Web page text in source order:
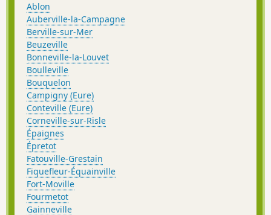
Ablon
Auberville-la-Campagne
Berville-sur-Mer
Beuzeville
Bonneville-la-Louvet
Boulleville
Bouquelon
Campigny (Eure)
Conteville (Eure)
Corneville-sur-Risle
Épaignes
Épretot
Fatouville-Grestain
Fiquefleur-Équainville
Fort-Moville
Fourmetot
Gainneville